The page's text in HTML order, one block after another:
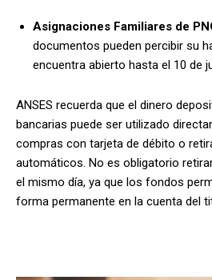
Asignaciones Familiares de
documentos pueden percibir su
encuentra abierto hasta el 10 de
ANSES recuerda que el dinero
bancarias puede ser utilizado
compras con tarjeta de débito o
automáticos. No es obligatorio
el mismo día, ya que los fondos
forma permanente en la cuenta del